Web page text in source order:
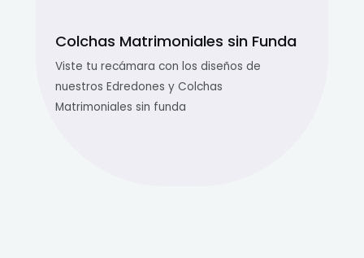
Colchas Matrimoniales sin Funda
Viste tu recámara con los diseños de
nuestros Edredones y Colchas
Matrimoniales sin funda